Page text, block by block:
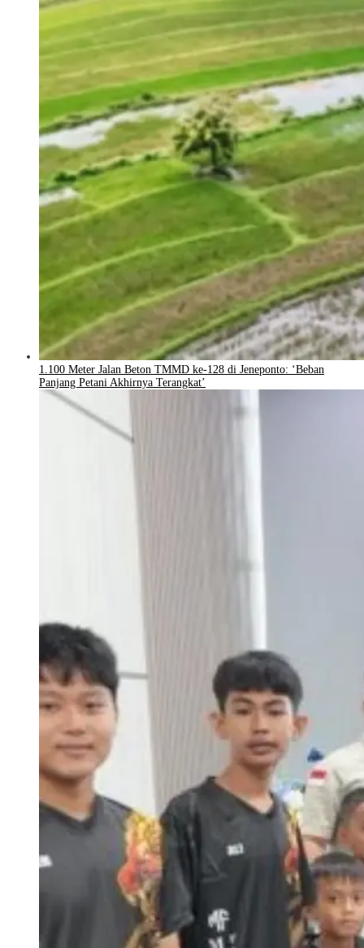
1.100 Meter Jalan Beton TMMD ke-128 di Jeneponto: ‘Beban
Panjang Petani Akhirnya Terangkat’